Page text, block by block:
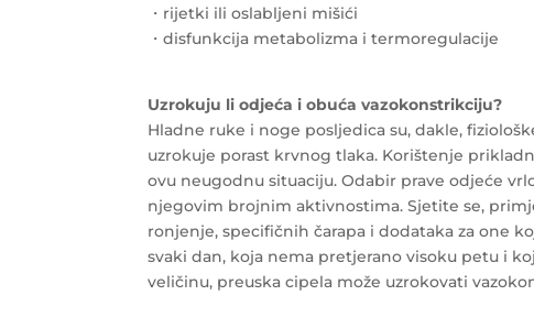
・rijetki ili oslabljeni mišići
・disfunkcija metabolizma i termoregulacije
Uzrokuju li odjeća i obuća vazokonstrikciju?
Hladne ruke i noge posljedica su, dakle,
uzrokuje porast krvnog tlaka. Korištenje
ovu neugodnu situaciju. Odabir prave odjeće
njegovim brojnim aktivnostima. Sjetite se,
ronjenje, specifičnih čarapa i dodataka za one
svaki dan, koja nema pretjerano visoku petu i
veličinu, preuska cipela može uzrokovati